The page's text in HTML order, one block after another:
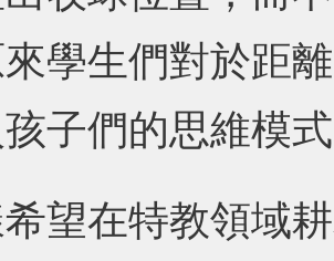
學生們對於距
子們的思維模
望在特教領域